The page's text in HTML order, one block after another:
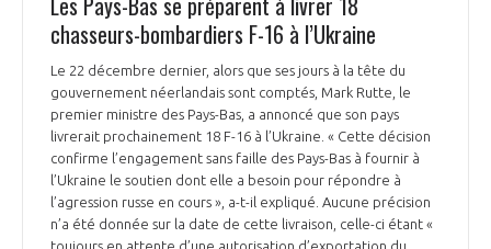
chasseurs-bombardiers F-16 à l’Ukraine
Le 22 décembre dernier, alors que ses jours à la tête du
gouvernement néerlandais sont comptés, Mark Rutte, le
premier ministre des Pays-Bas, a annoncé que son pays
livrerait prochainement 18 F-16 à l’Ukraine. « Cette décision
confirme l’engagement sans faille des Pays-Bas à fournir à
l’Ukraine le soutien dont elle a besoin pour répondre à
l’agression russe en cours », a-t-il expliqué. Aucune précision
n’a été donnée sur la date de cette livraison, celle-ci étant «
toujours en attente d’une autorisation d’exportation du